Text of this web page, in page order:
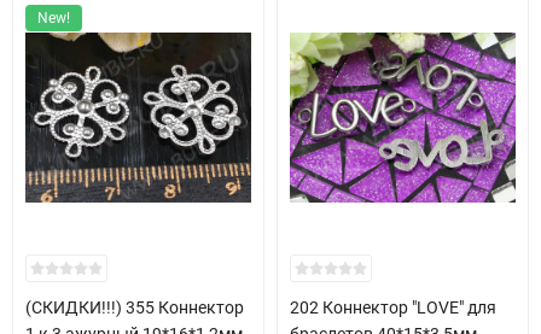
New!
(СКИДКИ!!!) 355 Коннектор
202 Коннектор "LOVE" для